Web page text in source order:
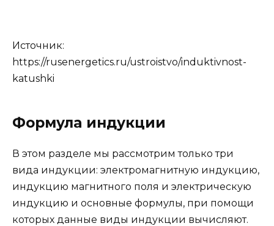
Источник:
https://rusenergetics.ru/ustroistvo/induktivnost-
katushki
Формула индукции
В этом разделе мы рассмотрим только три
вида индукции: электромагнитную индукцию,
индукцию магнитного поля и электрическую
индукцию и основные формулы, при помощи
которых данные виды индукции вычисляют.